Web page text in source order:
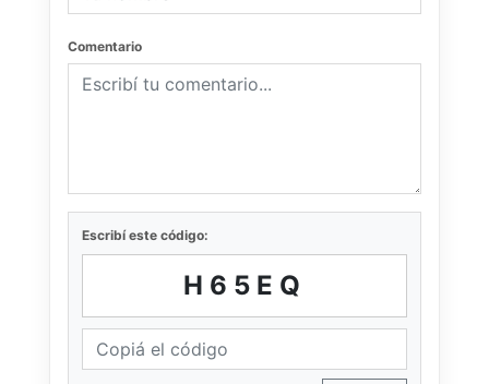
Comentario
Escribí este código:
H65EQ